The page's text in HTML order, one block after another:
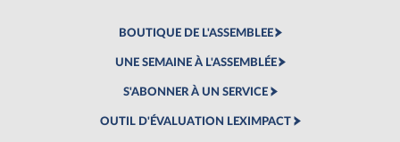
BOUTIQUE DE L'ASSEMBLEE
UNE SEMAINE À L'ASSEMBLÉE
S'ABONNER À UN SERVICE
OUTIL D'ÉVALUATION LEXIMPACT